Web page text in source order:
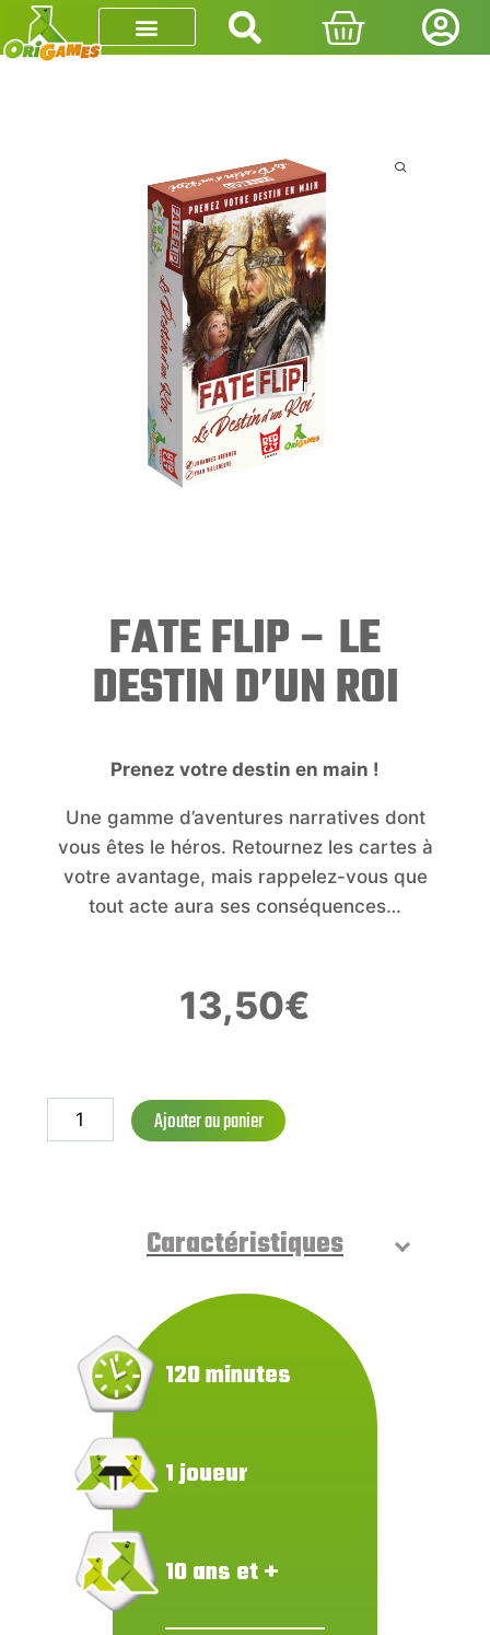
FATE FLIP – LE
DESTIN D’UN ROI
Prenez votre destin en main !
Une gamme d’aventures narratives dont
vous êtes le héros. Retournez les cartes à
votre avantage, mais rappelez-vous que
tout acte aura ses conséquences…
13,50€
Ajouter au panier
Caractéristiques
120 minutes
1 joueur
10 ans et +